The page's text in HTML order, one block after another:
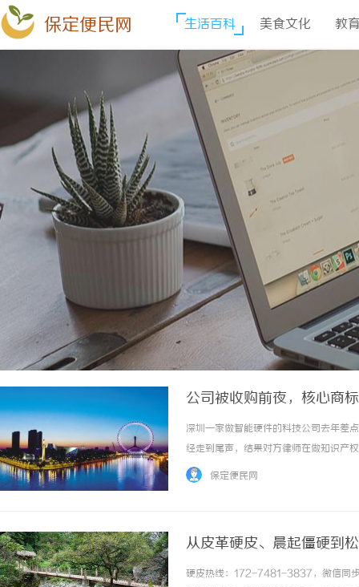
保定便民网 生活百科 美食文化 教
公司被收购前夜，核心商
深圳一家做智能硬件的科技公司去年
经走到尾声，结果对方律师在做知识产
——居然不在公司名下，而是在一个离
保定便民网
从皮革硬皮、晨起僵硬到
硬皮热线：172-7481-3837，微信同步